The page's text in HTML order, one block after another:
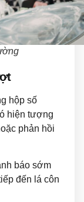
hộp số
hiện tượng
phản hồi
báo sớm
đến lá côn